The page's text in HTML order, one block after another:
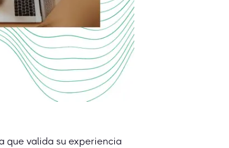
que valida su experiencia